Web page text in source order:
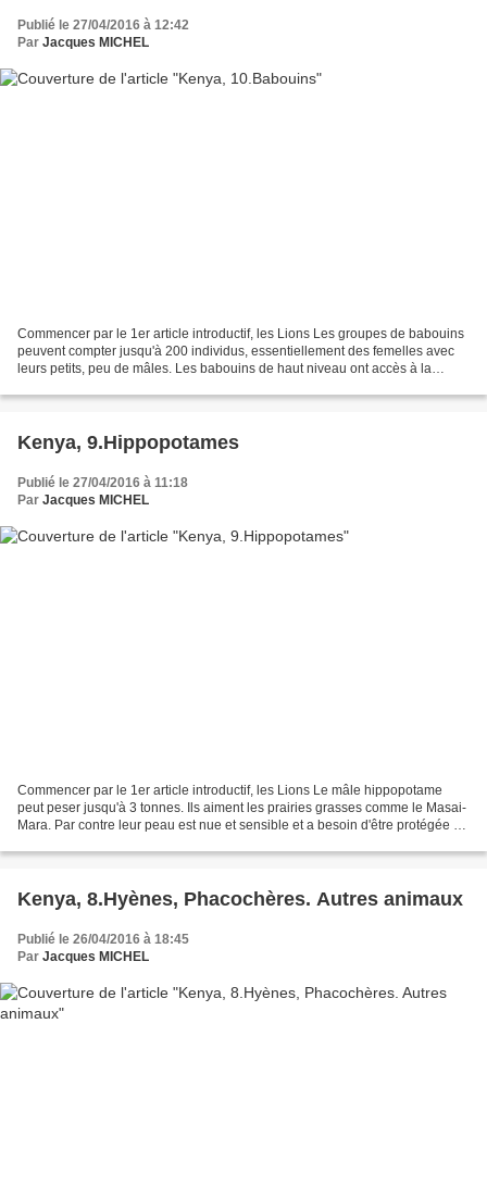
Publié le 27/04/2016 à 12:42
Par Jacques MICHEL
Commencer par le 1er article introductif, les Lions Les groupes de babouins
peuvent compter jusqu'à 200 individus, essentiellement des femelles avec
leurs petits, peu de mâles. Les babouins de haut niveau ont accès à la
Kenya, 9.Hippopotames
Publié le 27/04/2016 à 11:18
Par Jacques MICHEL
Commencer par le 1er article introductif, les Lions Le mâle hippopotame
peut peser jusqu'à 3 tonnes. Ils aiment les prairies grasses comme le Masai-
Mara. Par contre leur peau est nue et sensible et a besoin d'être protégée du
Kenya, 8.Hyènes, Phacochères. Autres animaux
Publié le 26/04/2016 à 18:45
Par Jacques MICHEL